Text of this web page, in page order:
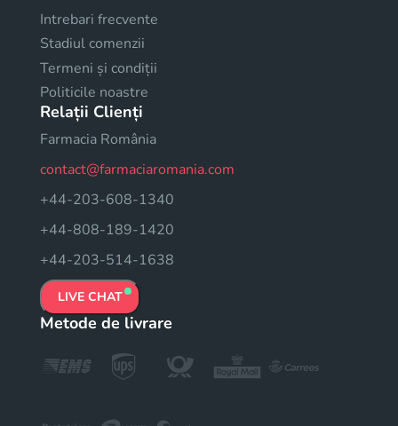
Intrebari frecvente
Stadiul comenzii
Termeni și condiții
Politicile noastre
Relații Clienți
Farmacia România
contact@farmaciaromania.com
+44-203-608-1340
+44-808-189-1420
+44-203-514-1638
LIVE CHAT
Metode de livrare